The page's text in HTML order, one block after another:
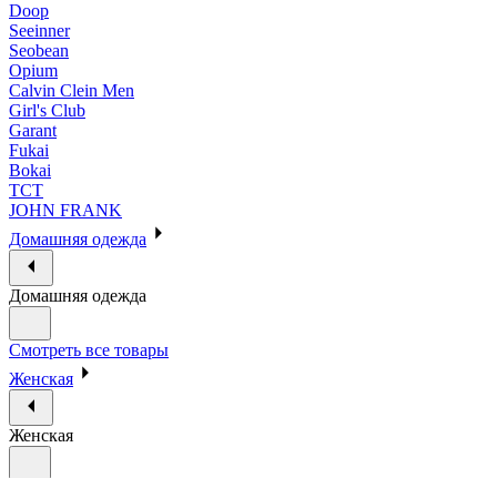
Doop
Seeinner
Seobean
Opium
Calvin Clein Men
Girl's Club
Garant
Fukai
Bokai
ТСТ
JOHN FRANK
Домашняя одежда
Домашняя одежда
Смотреть все товары
Женская
Женская